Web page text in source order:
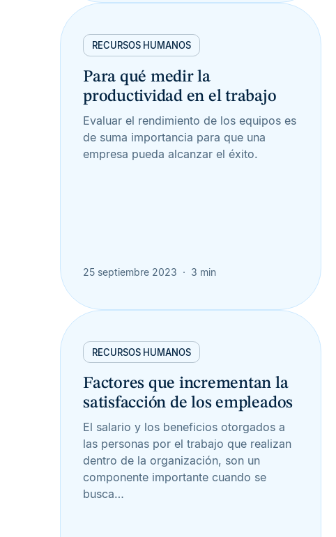
RECURSOS HUMANOS
Para qué medir la
productividad en el trabajo
Evaluar el rendimiento de los equipos es
de suma importancia para que una
empresa pueda alcanzar el éxito.
25 septiembre 2023 3 min
RECURSOS HUMANOS
Factores que incrementan la
satisfacción de los empleados
El salario y los beneficios otorgados a
las personas por el trabajo que realizan
dentro de la organización, son un
componente importante cuando se
busca…